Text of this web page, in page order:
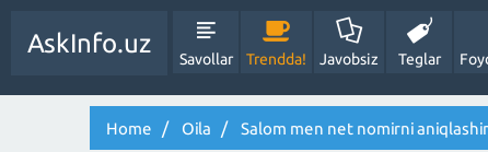
AskInfo.uz
Savollar Trendda! Javobsiz Teglar
Home Oila Salom men net nomirni